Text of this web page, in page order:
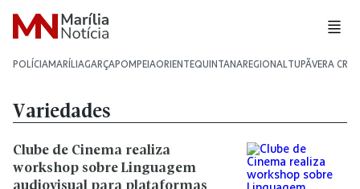
POLÍCIAMARÍLIAGARÇAPOMPEIAORIENTEQUINTANAREGIONALTUPÃVERA CRUZ
Variedades
Clube de Cinema realiza
workshop sobre Linguagem
audiovisual para plataformas